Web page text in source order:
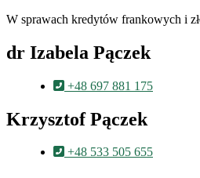
W sprawach kredytów frankowych i
dr Izabela Pączek
+48 697 881 175
Krzysztof Pączek
+48 533 505 655